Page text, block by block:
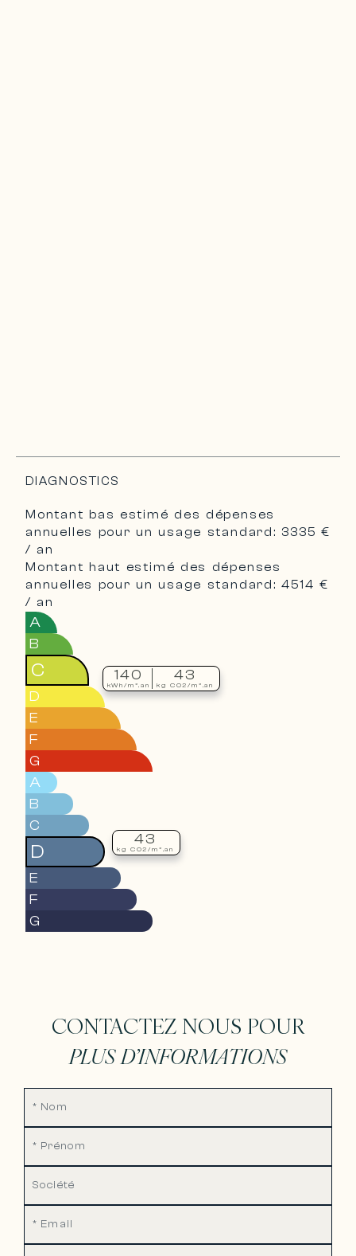
DIAGNOSTICS
Montant bas estimé des dépenses
annuelles pour un usage standard: 3335 €
/ an
Montant haut estimé des dépenses
annuelles pour un usage standard: 4514 €
/ an
A
B
C
D
E
F
G
140
kWh/m².an
43
kg CO2/m².an
A
B
C
D
E
F
G
43
kg CO2/m².an
CONTACTEZ NOUS POUR
PLUS D’INFORMATIONS